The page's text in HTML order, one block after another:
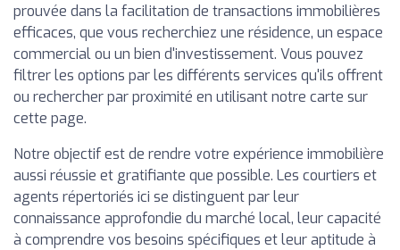
prouvée dans la facilitation de transactions immobilières
efficaces, que vous recherchiez une résidence, un espace
commercial ou un bien d'investissement. Vous pouvez
filtrer les options par les différents services qu'ils offrent
ou rechercher par proximité en utilisant notre carte sur
cette page.
Notre objectif est de rendre votre expérience immobilière
aussi réussie et gratifiante que possible. Les courtiers et
agents répertoriés ici se distinguent par leur
connaissance approfondie du marché local, leur capacité
à comprendre vos besoins spécifiques et leur aptitude à